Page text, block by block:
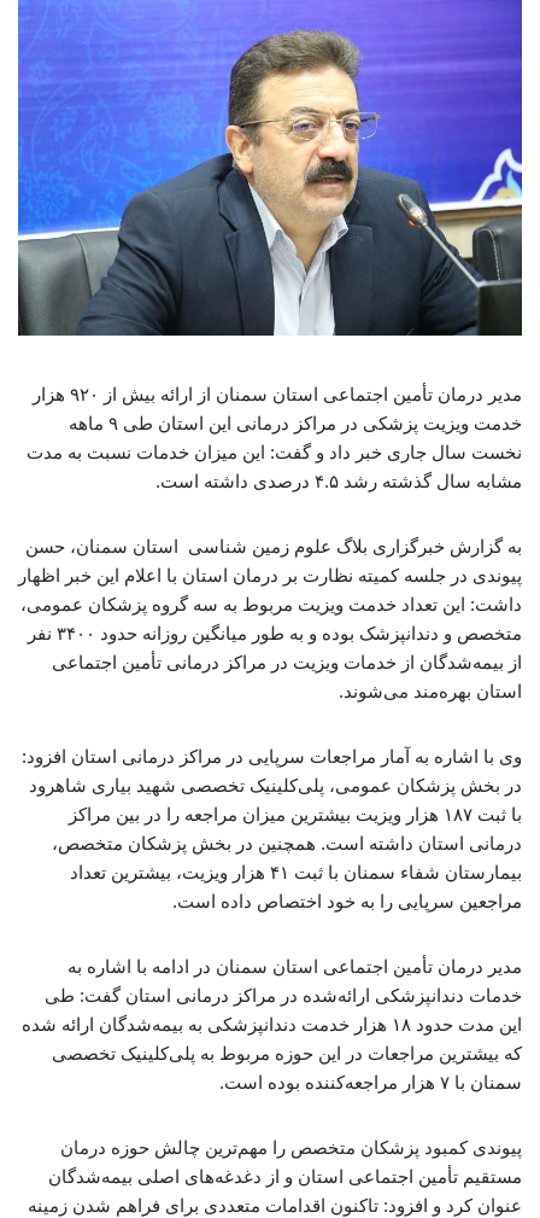
مدیر درمان تأمین اجتماعی استان سمنان از ارائه بیش از ۹۲۰ هزار
خدمت ویزیت پزشکی در مراکز درمانی این استان طی ۹ ماهه
نخست سال جاری خبر داد و گفت: این میزان خدمات نسبت به مدت
مشابه سال گذشته رشد ۴.۵ درصدی داشته است.
به گزارش خبرگزاری بلاگ علوم زمین شناسی استان سمنان، حسن
پیوندی در جلسه کمیته نظارت بر درمان استان با اعلام این خبر اظهار
داشت: این تعداد خدمت ویزیت مربوط به سه گروه پزشکان عمومی،
متخصص و دندانپزشک بوده و به طور میانگین روزانه حدود ۳۴۰۰ نفر
از بیمه‌شدگان از خدمات ویزیت در مراکز درمانی تأمین اجتماعی
استان بهره‌مند می‌شوند.
وی با اشاره به آمار مراجعات سرپایی در مراکز درمانی استان افزود:
در بخش پزشکان عمومی، پلی‌کلینیک تخصصی شهید بیاری شاهرود
با ثبت ۱۸۷ هزار ویزیت بیشترین میزان مراجعه را در بین مراکز
درمانی استان داشته است. همچنین در بخش پزشکان متخصص،
بیمارستان شفاء سمنان با ثبت ۴۱ هزار ویزیت، بیشترین تعداد
مراجعین سرپایی را به خود اختصاص داده است.
مدیر درمان تأمین اجتماعی استان سمنان در ادامه با اشاره به
خدمات دندانپزشکی ارائه‌شده در مراکز درمانی استان گفت: طی
این مدت حدود ۱۸ هزار خدمت دندانپزشکی به بیمه‌شدگان ارائه شده
که بیشترین مراجعات در این حوزه مربوط به پلی‌کلینیک تخصصی
سمنان با ۷ هزار مراجعه‌کننده بوده است.
پیوندی کمبود پزشکان متخصص را مهم‌ترین چالش حوزه درمان
مستقیم تأمین اجتماعی استان و از دغدغه‌های اصلی بیمه‌شدگان
عنوان کرد و افزود: تاکنون اقدامات متعددی برای فراهم شدن زمینه